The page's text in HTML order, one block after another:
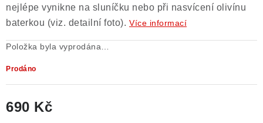
nejlépe vynikne na sluníčku nebo při nasvícení olivínu
baterkou (viz. detailní foto). Více informací
Položka byla vyprodána…
Prodáno
690 Kč